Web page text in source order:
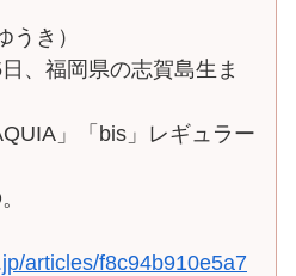
き）
、福岡県の志賀島生ま
」「bis」レギュラー
articles/f8c94b910e5a7